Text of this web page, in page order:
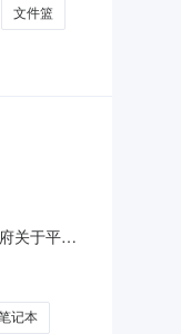
文件篮
关于平板
记本